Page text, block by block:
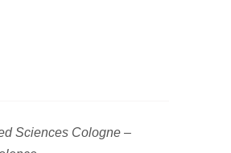
Sciences Cologne –